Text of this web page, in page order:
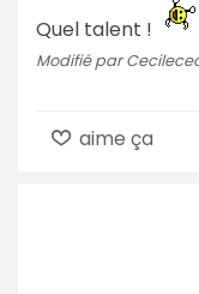
Quel talent !
Modifié par
aime ça